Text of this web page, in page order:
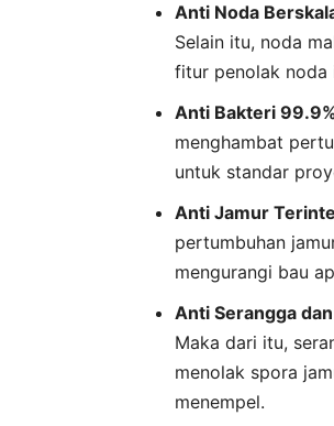
Anti Noda
Selain itu, noda
fitur penolak noda
Anti Bakteri
menghambat
untuk standar
Anti Jamur
pertumbuhan
mengurangi bau
Anti Serangga
Maka dari itu,
menolak spora
menempel.